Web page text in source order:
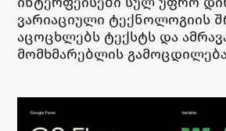
ვარიაციული ტექნოლოგიის
აცოცხლებს ტექსტს და
მომხმარებლის